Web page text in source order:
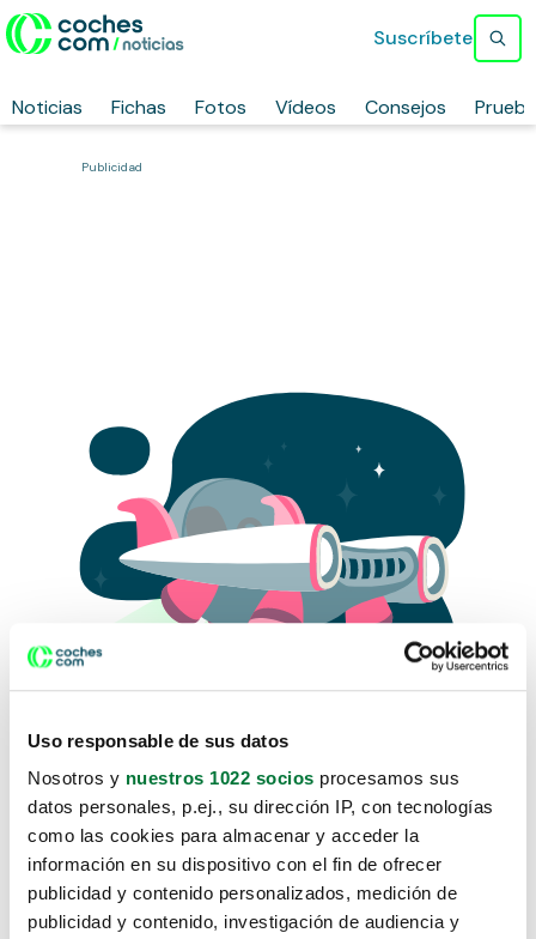
Uso responsable de sus datos
Nosotros y nuestros 1022 socios procesamos sus
datos personales, p.ej., su dirección IP, con tecnologías
como las cookies para almacenar y acceder la
información en su dispositivo con el fin de ofrecer
publicidad y contenido personalizados, medición de
publicidad y contenido, investigación de audiencia y
Noticias Fichas Fotos Vídeos Consejos
Suscríbete
Publicidad
Lo sentimos, no sabemos como
te hemos traido hasta aquí.